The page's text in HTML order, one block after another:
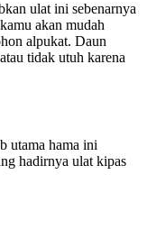
ulat ini sebenarnya
akan mudah
alpukat. Daun
tidak utuh karena
utama hama ini
hadirnya ulat kipas